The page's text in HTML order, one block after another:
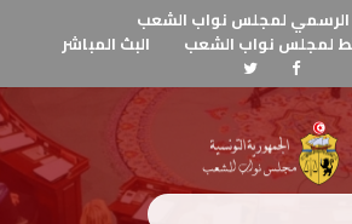
الرسمي لمجلس نواب الشعب
لمجلس نواب الشعب
البث المباشر